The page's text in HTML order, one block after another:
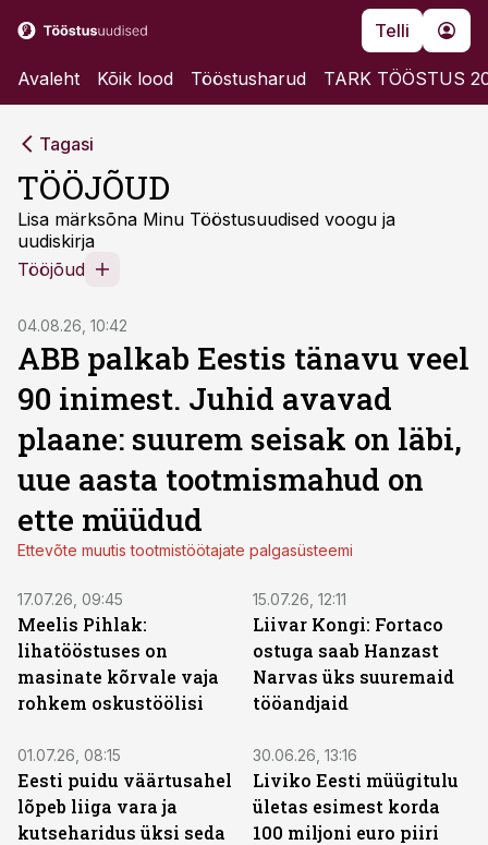
Telli
Avaleht Kõik lood Tööstusharud TARK TÖÖSTUS
Tagasi
TÖÖJÕUD
Lisa märksõna Minu Tööstusuudised voogu ja
uudiskirja
Tööjõud
04.08.26, 10:42
ABB palkab Eestis tänavu veel
90 inimest. Juhid avavad
plaane: suurem seisak on läbi,
uue aasta tootmismahud on
ette müüdud
Ettevõte muutis tootmistöötajate palgasüsteemi
17.07.26, 09:45
Meelis Pihlak:
lihatööstuses on
masinate kõrvale vaja
rohkem oskustöölisi
15.07.26, 12:11
Liivar Kongi: Fortaco
ostuga saab Hanzast
Narvas üks suuremaid
tööandjaid
01.07.26, 08:15
Eesti puidu väärtusahel
lõpeb liiga vara ja
kutseharidus üksi seda
30.06.26, 13:16
Liviko Eesti müügitulu
ületas esimest korda
100 miljoni euro piiri